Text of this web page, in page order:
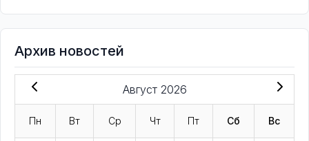
Архив новостей
Август 2026
Пн Вт Ср Чт Пт Сб Вс